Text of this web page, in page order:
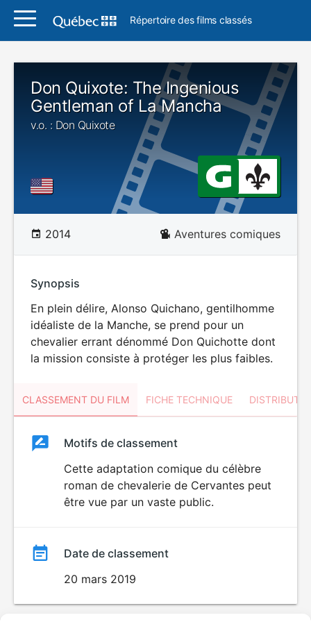
Répertoire des films classés
Don Quixote: The Ingenious
Gentleman of La Mancha
v.o. : Don Quixote
2014 Aventures comiques
Synopsis
En plein délire, Alonso Quichano, gentilhomme
idéaliste de la Manche, se prend pour un
chevalier errant dénommé Don Quichotte dont
la mission consiste à protéger les plus faibles.
CLASSEMENT DU FILM FICHE TECHNIQUE
ClassementClassement
Motifs de classement
Cette adaptation comique du célèbre
roman de chevalerie de Cervantes peut
être vue par un vaste public.
Date de classement
20 mars 2019